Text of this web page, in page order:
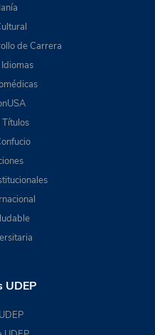
de Carrera
UDEP